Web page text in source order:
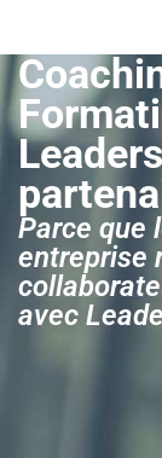
Parce que
entreprise
avec